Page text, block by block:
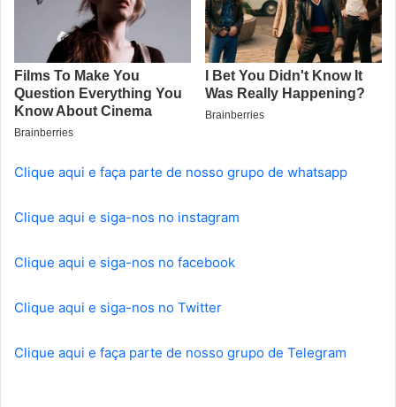
Clique aqui e faça parte de nosso grupo de whatsapp
Clique aqui e siga-nos no instagram
Clique aqui e siga-nos no facebook
Clique aqui e siga-nos no Twitter
Clique aqui e faça parte de nosso grupo de Telegram